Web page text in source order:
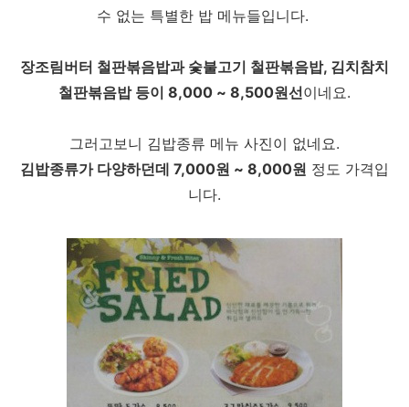
수 없는 특별한 밥 메뉴들입니다.
장조림버터 철판볶음밥과 숯불고기 철판볶음밥, 김치참치
철판볶음밥 등이 8,000 ~ 8,500원선이네요.
그러고보니 김밥종류 메뉴 사진이 없네요.
김밥종류가 다양하던데 7,000원 ~ 8,000원 정도 가격입
니다.